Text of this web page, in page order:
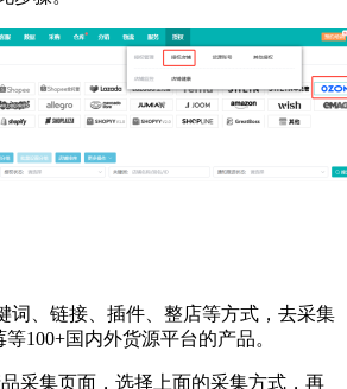
词、链接、插件、整店等方式，去采集
100+国内外货源平台的产品。
采集页面，选择上面的采集方式，再